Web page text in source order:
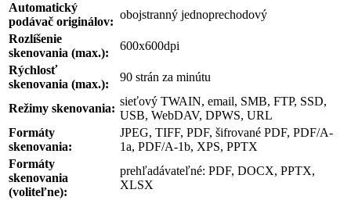
Automatický
podávač originálov:
obojstranný jednoprechodový
Rozlíšenie
skenovania (max.):
600x600dpi
Rýchlosť
skenovania (max.):
90 strán za minútu
Režimy skenovania:
sieťový TWAIN, email, SMB, FTP, SSD,
USB, WebDAV, DPWS, URL
Formáty
skenovania:
JPEG, TIFF, PDF, šifrované PDF, PDF/A-
1a, PDF/A-1b, XPS, PPTX
Formáty
skenovania
(voliteľne):
prehľadávateľné: PDF, DOCX, PPTX,
XLSX